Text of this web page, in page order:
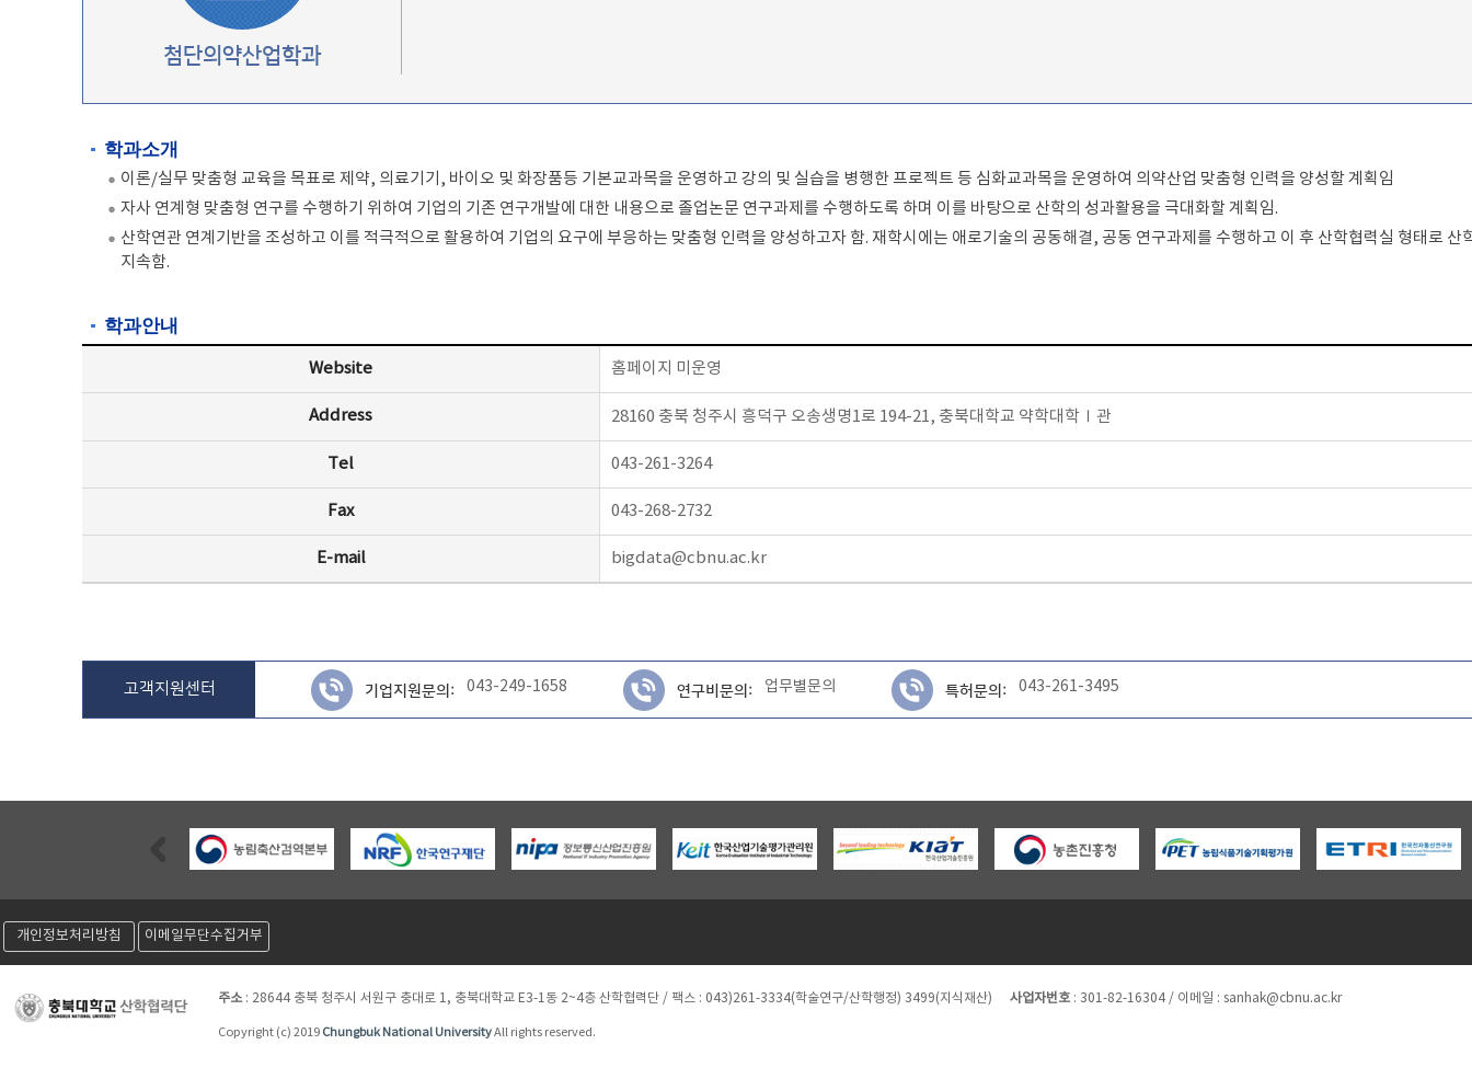
첨단의약산업학과
학과소개
이론/실무 맞춤형 교육을 목표로 제약, 의료기기, 바이오 및 화장품등 기본교과목을 운영하고 강의 및 실습을 병행한 프로젝트 등 심화교과목을 운영하여 의약산업 맞춤형 인력을 양성할 계획임
자사 연계형 맞춤형 연구를 수행하기 위하여 기업의 기존 연구개발에 대한 내용으로 졸업논문 연구과제를 수행하도록 하며 이를 바탕으로 산학의 성과활용을 극대화할 계획임.
산학연관 연계기반을 조성하고 이를 적극적으로 활용하여 기업의 요구에 부응하는 맞춤형 인력을 양성하고자 함. 재학시에는 애로기술의 공동해결, 공동 연구과제를 수행하고 이 후 산학협력실 형태로 산
지속함.
학과안내
Website 홈페이지 미운영
Address 28160 충북 청주시 흥덕구 오송생명1로 194-21, 충북대학교 약학대학Ⅰ관
Tel 043-261-3264
Fax 043-268-2732
E-mail bigdata@cbnu.ac.kr
고객지원센터 기업지원문의: 043-249-1658 연구비문의: 업무별문의 특허문의: 043-261-3495
Previous
개인정보처리방침 이메일무단수집거부
주소: 28644 충북 청주시 서원구 충대로 1, 충북대학교 E3-1동 2~4층 산학협력단 / 팩스 : 043)261-3334(학술연구/산학행정) 3499(지식재산) 사업자번호: 301-82-16304 / 이메일 : sanhak@cbnu.ac.kr
Copyright (c) 2019 Chungbuk National UniversityAll rights reserved.